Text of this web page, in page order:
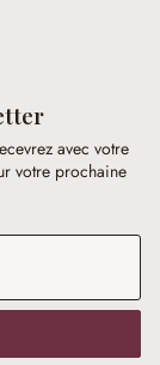
avec votre
votre prochaine